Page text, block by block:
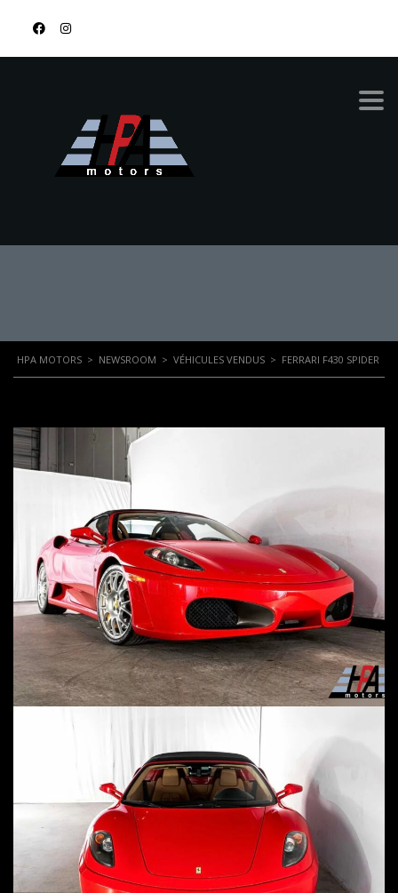
FERRARI F430
HPA MOTORS > NEWSROOM > VÉHICULES VENDUS > FERRARI F430 SPIDER